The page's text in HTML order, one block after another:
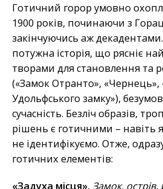
Готичний горор умовно
1900 років, починаючи з
закінчуючись аж
потужна історія, що рясніє
творами для становлення та
(«Замок Отранто», «Чернець»,
Удольфського замку»),
сучасність. Безліч образів,
рішень є готичними – навіть
не ідентифікуємо. Отже,
готичних елементів:
«Задуха місця». Замок,